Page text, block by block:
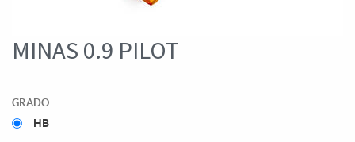
MINAS 0.9 PILOT
GRADO
HB